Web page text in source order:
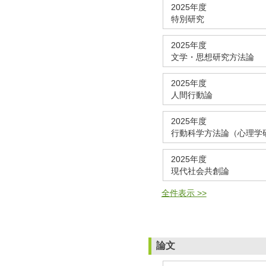
2025年度
特別研究
2025年度
文学・思想研究方法論
2025年度
人間行動論
2025年度
行動科学方法論（心理学
2025年度
現代社会共創論
全件表示 >>
論文